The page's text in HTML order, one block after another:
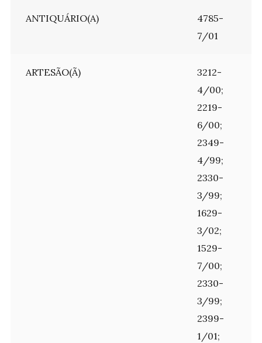
ANTIQUÁRIO(A)
4785-
7/01
ARTESÃO(Ã)
3212-
4/00;
2219-
6/00;
2349-
4/99;
2330-
3/99;
1629-
3/02;
1529-
7/00;
2330-
3/99;
2399-
1/01;